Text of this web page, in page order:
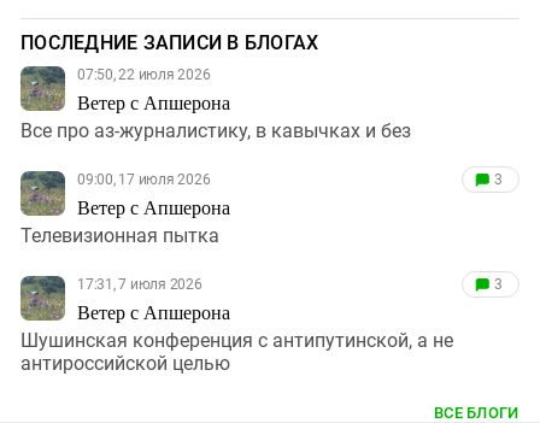
ПОСЛЕДНИЕ ЗАПИСИ В БЛОГАХ
07:50, 22 июля 2026
Ветер с Апшерона
Все про аз-журналистику, в кавычках и без
09:00, 17 июля 2026
Ветер с Апшерона
3
Телевизионная пытка
17:31, 7 июля 2026
Ветер с Апшерона
3
Шушинская конференция с антипутинской, а не
антироссийской целью
ВСЕ БЛОГИ